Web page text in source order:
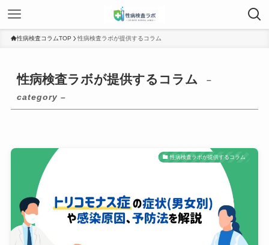
性病検査コラムTOP 性病検査ラボが提供するコラム
性病検査ラボが提供するコラム
–
category –
性病検査ラボが提供するコラム